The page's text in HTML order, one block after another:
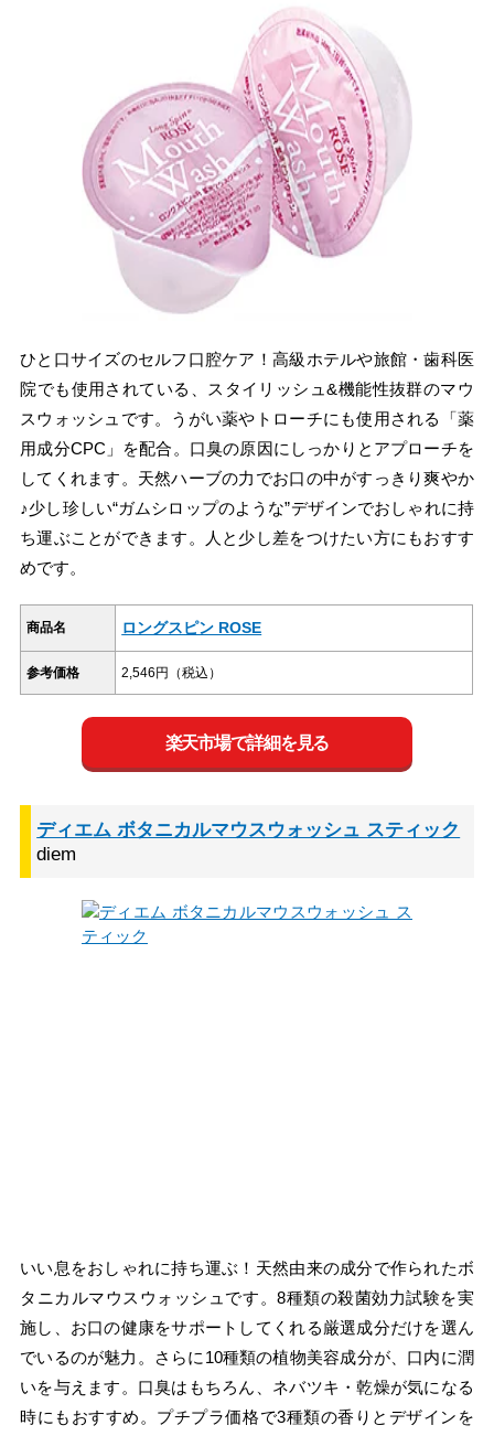
ひと口サイズのセルフ口腔ケア！高級ホテルや旅館・歯科医
院でも使用されている、スタイリッシュ&機能性抜群のマウ
スウォッシュです。うがい薬やトローチにも使用される「薬
用成分CPC」を配合。口臭の原因にしっかりとアプローチを
してくれます。天然ハーブの力でお口の中がすっきり爽やか
♪少し珍しい“ガムシロップのような”デザインでおしゃれに持
ち運ぶことができます。人と少し差をつけたい方にもおすす
めです。
商品名 ロングスピン ROSE
参考価格 2,546円（税込）
楽天市場で詳細を見る
ディエム ボタニカルマウスウォッシュ スティック
diem
いい息をおしゃれに持ち運ぶ！天然由来の成分で作られたボ
タニカルマウスウォッシュです。8種類の殺菌効力試験を実
施し、お口の健康をサポートしてくれる厳選成分だけを選ん
でいるのが魅力。さらに10種類の植物美容成分が、口内に潤
いを与えます。口臭はもちろん、ネバツキ・乾燥が気になる
時にもおすすめ。プチプラ価格で3種類の香りとデザインを